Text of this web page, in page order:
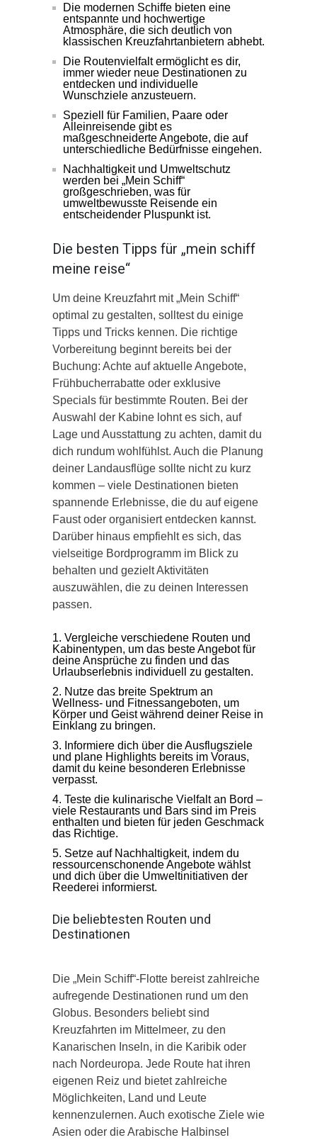
Die modernen Schiffe bieten eine
entspannte und hochwertige
Atmosphäre, die sich deutlich von
klassischen Kreuzfahrtanbietern abhebt.
Die Routenvielfalt ermöglicht es dir,
immer wieder neue Destinationen zu
entdecken und individuelle
Wunschziele anzusteuern.
Speziell für Familien, Paare oder
Alleinreisende gibt es
maßgeschneiderte Angebote, die auf
unterschiedliche Bedürfnisse eingehen.
Nachhaltigkeit und Umweltschutz
werden bei „Mein Schiff“
großgeschrieben, was für
umweltbewusste Reisende ein
entscheidender Pluspunkt ist.
Die besten Tipps für „mein schiff
meine reise“
Um deine Kreuzfahrt mit „Mein Schiff“
optimal zu gestalten, solltest du einige
Tipps und Tricks kennen. Die richtige
Vorbereitung beginnt bereits bei der
Buchung: Achte auf aktuelle Angebote,
Frühbucherrabatte oder exklusive
Specials für bestimmte Routen. Bei der
Auswahl der Kabine lohnt es sich, auf
Lage und Ausstattung zu achten, damit du
dich rundum wohlfühlst. Auch die Planung
deiner Landausflüge sollte nicht zu kurz
kommen – viele Destinationen bieten
spannende Erlebnisse, die du auf eigene
Faust oder organisiert entdecken kannst.
Darüber hinaus empfiehlt es sich, das
vielseitige Bordprogramm im Blick zu
behalten und gezielt Aktivitäten
auszuwählen, die zu deinen Interessen
passen.
Vergleiche verschiedene Routen und
Kabinentypen, um das beste Angebot für
deine Ansprüche zu finden und das
Urlaubserlebnis individuell zu gestalten.
Nutze das breite Spektrum an
Wellness- und Fitnessangeboten, um
Körper und Geist während deiner Reise in
Einklang zu bringen.
Informiere dich über die Ausflugsziele
und plane Highlights bereits im Voraus,
damit du keine besonderen Erlebnisse
verpasst.
Teste die kulinarische Vielfalt an Bord –
viele Restaurants und Bars sind im Preis
enthalten und bieten für jeden Geschmack
das Richtige.
Setze auf Nachhaltigkeit, indem du
ressourcenschonende Angebote wählst
und dich über die Umweltinitiativen der
Reederei informierst.
Die beliebtesten Routen und
Destinationen
Die „Mein Schiff“-Flotte bereist zahlreiche
aufregende Destinationen rund um den
Globus. Besonders beliebt sind
Kreuzfahrten im Mittelmeer, zu den
Kanarischen Inseln, in die Karibik oder
nach Nordeuropa. Jede Route hat ihren
eigenen Reiz und bietet zahlreiche
Möglichkeiten, Land und Leute
kennenzulernen. Auch exotische Ziele wie
Asien oder die Arabische Halbinsel